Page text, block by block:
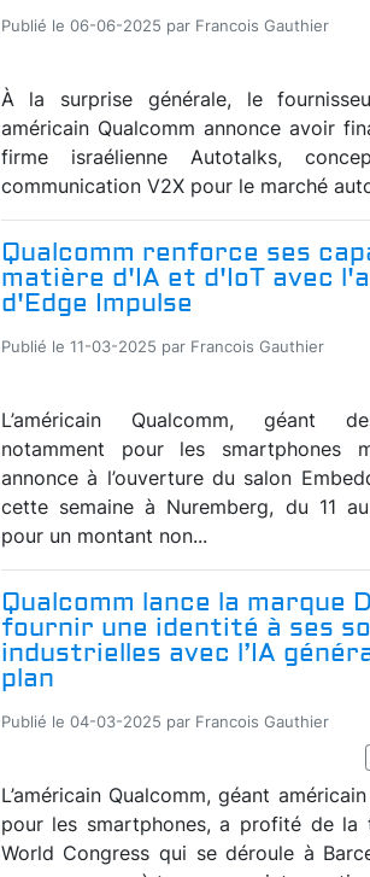
Publié le 06-06-2025 par Francois Gauthier
À la surprise générale, le
américain Qualcomm annonce avoir
firme israélienne Autotalks,
communication V2X pour le marché
Qualcomm renforce ses
matière d'IA et d'IoT avec
d'Edge Impulse
Publié le 11-03-2025 par Francois Gauthier
L’américain Qualcomm, géant
notamment pour les smartphones
annonce à l’ouverture du salon
cette semaine à Nuremberg, du 11
pour un montant non...
Qualcomm lance la marque
fournir une identité à ses
industrielles avec l’IA
plan
Publié le 04-03-2025 par Francois Gauthier
L’américain Qualcomm, géant
pour les smartphones, a profité de la
World Congress qui se déroule à